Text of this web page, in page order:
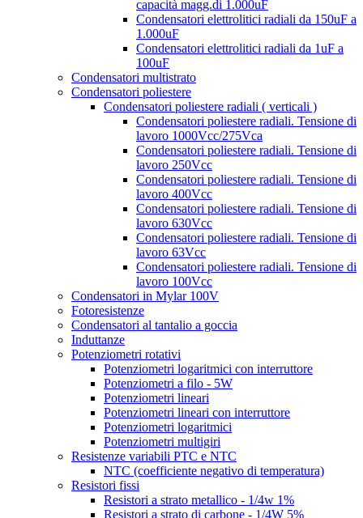
capacità magg.di 1.000uF
Condensatori elettrolitici radiali da 150uF a
1.000uF
Condensatori elettrolitici radiali da 1uF a
100uF
Condensatori multistrato
Condensatori poliestere
Condensatori poliestere radiali ( verticali )
Condensatori poliestere radiali. Tensione di
lavoro 1000Vcc/275Vca
Condensatori poliestere radiali. Tensione di
lavoro 250Vcc
Condensatori poliestere radiali. Tensione di
lavoro 400Vcc
Condensatori poliestere radiali. Tensione di
lavoro 630Vcc
Condensatori poliestere radiali. Tensione di
lavoro 63Vcc
Condensatori poliestere radiali. Tensione di
lavoro 100Vcc
Condensatori in Mylar 100V
Fotoresistenze
Condensatori al tantalio a goccia
Induttanze
Potenziometri rotativi
Potenziometri logaritmici con interruttore
Potenziometri a filo - 5W
Potenziometri lineari
Potenziometri lineari con interruttore
Potenziometri logaritmici
Potenziometri multigiri
Resistenze variabili PTC e NTC
NTC (coefficiente negativo di temperatura)
Resistori fissi
Resistori a strato metallico - 1/4w 1%
Resistori a strato di carbone - 1/4W 5%